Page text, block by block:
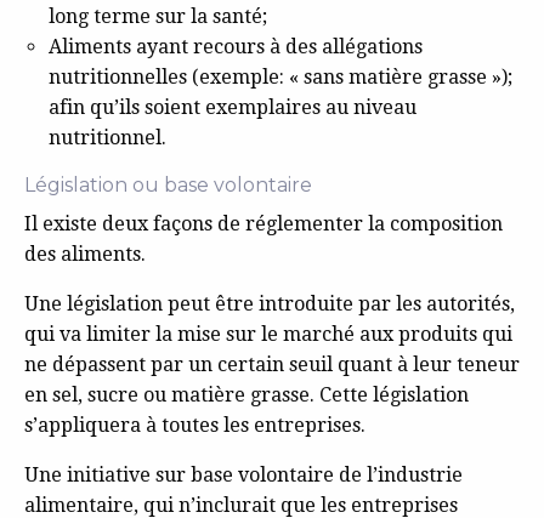
long terme sur la santé;
Aliments ayant recours à des allégations
nutritionnelles (exemple: « sans matière grasse »);
afin qu’ils soient exemplaires au niveau
nutritionnel.
Législation ou base volontaire
Il existe deux façons de réglementer la composition
des aliments.
Une législation peut être introduite par les autorités,
qui va limiter la mise sur le marché aux produits qui
ne dépassent par un certain seuil quant à leur teneur
en sel, sucre ou matière grasse. Cette législation
s’appliquera à toutes les entreprises.
Une initiative sur base volontaire de l’industrie
alimentaire, qui n’inclurait que les entreprises